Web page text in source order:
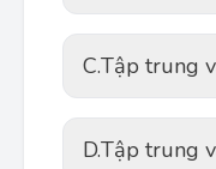
C.Tập trung
D.Tập trung